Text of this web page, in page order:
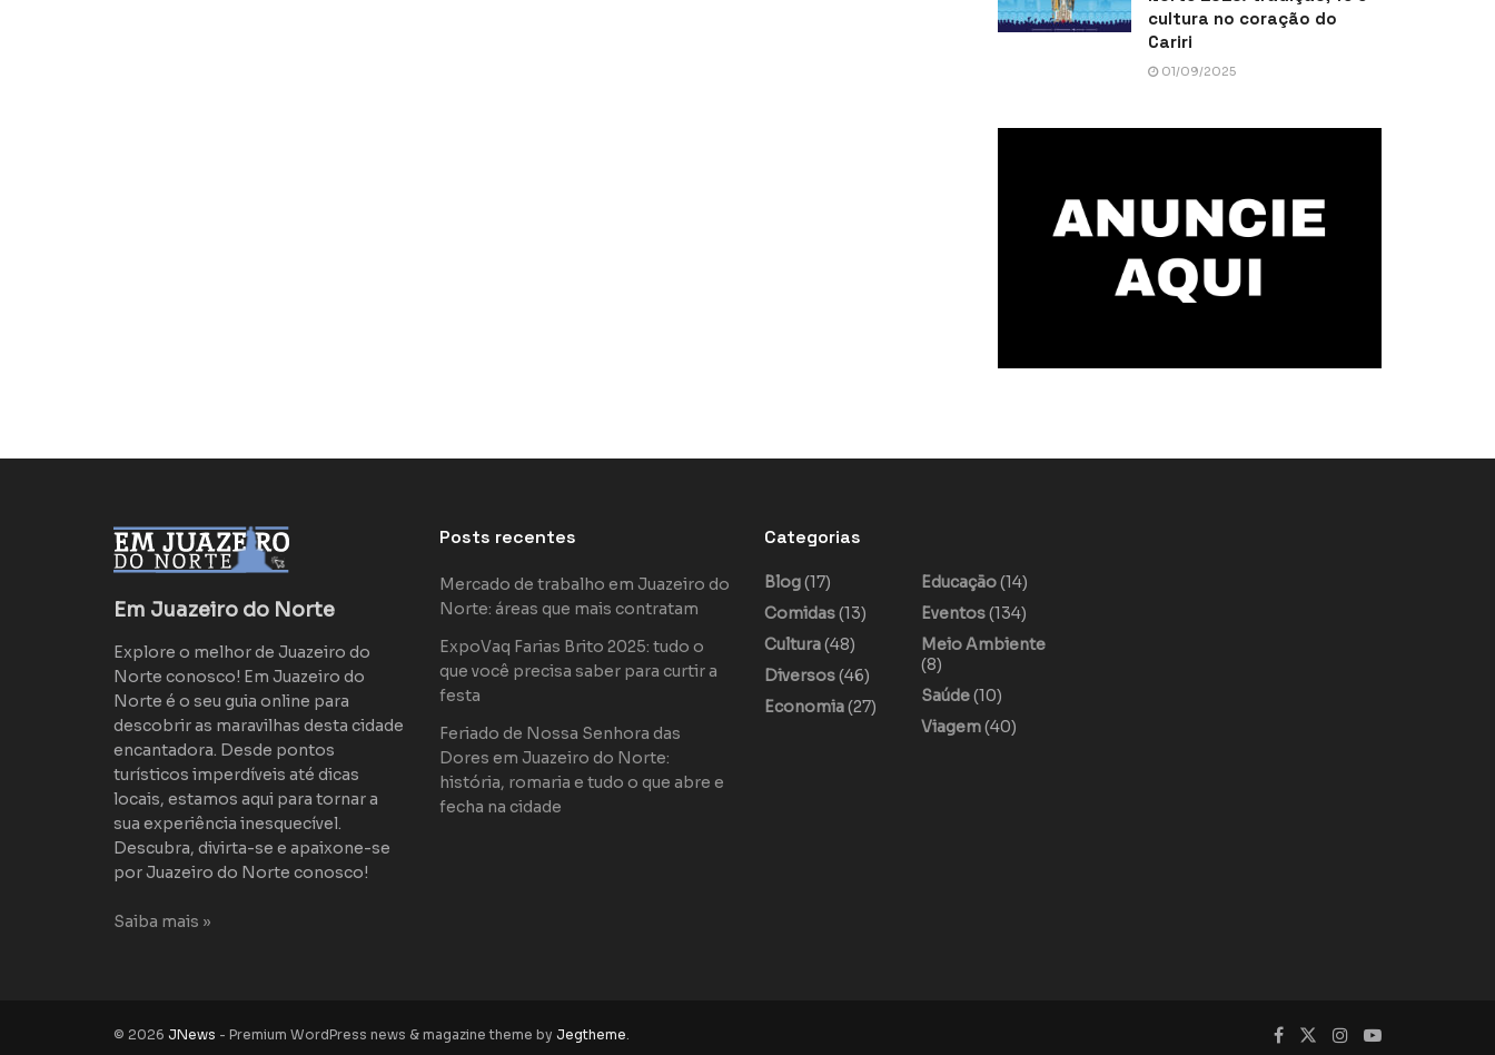
cultura no coração do
Cariri
01/09/2025
Em Juazeiro do Norte
Explore o melhor de Juazeiro do
Norte conosco! Em Juazeiro do
Norte é o seu guia online para
descobrir as maravilhas desta cidade
encantadora. Desde pontos
turísticos imperdíveis até dicas
locais, estamos aqui para tornar a
sua experiência inesquecível.
Descubra, divirta-se e apaixone-se
por Juazeiro do Norte conosco!
Saiba mais »
Posts recentes
Mercado de trabalho em Juazeiro do
Norte: áreas que mais contratam
ExpoVaq Farias Brito 2025: tudo o
que você precisa saber para curtir a
festa
Feriado de Nossa Senhora das
Dores em Juazeiro do Norte:
história, romaria e tudo o que abre e
fecha na cidade
Categorias
Blog(17)
Comidas(13)
Cultura(48)
Diversos(46)
Economia(27)
Educação(14)
Eventos(134)
Meio Ambiente
(8)
Saúde(10)
Viagem(40)
© 2026 JNews - Premium WordPress news & magazine theme by Jegtheme